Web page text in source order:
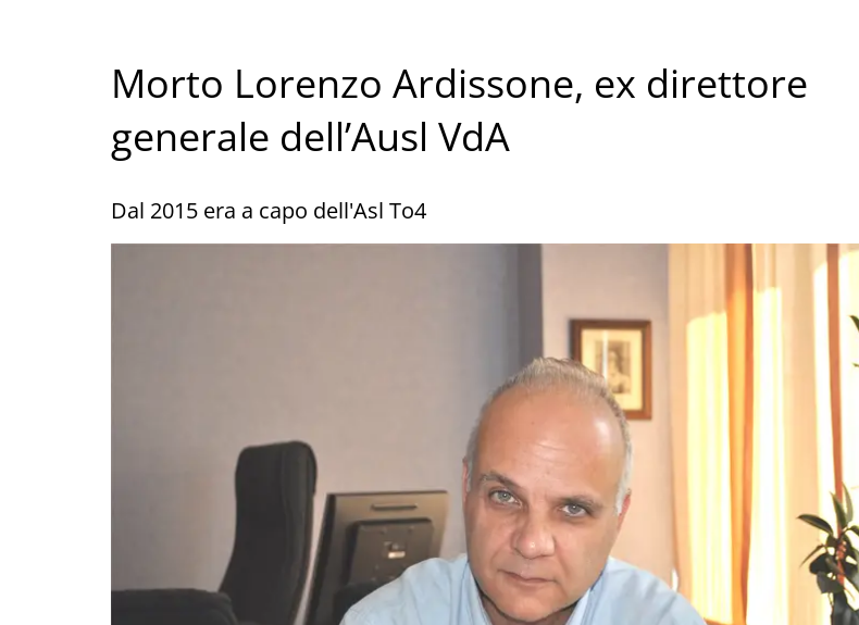
Morto Lorenzo Ardissone, ex direttore
generale dell’Ausl VdA
Dal 2015 era a capo dell'Asl To4